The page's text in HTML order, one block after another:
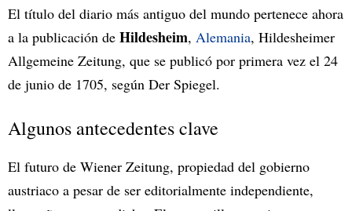
El título del diario más antiguo del mundo pertenece ahora
a la publicación de Hildesheim, Alemania, Hildesheimer
Allgemeine Zeitung, que se publicó por primera vez el 24
de junio de 1705, según Der Spiegel.
Algunos antecedentes clave
El futuro de Wiener Zeitung, propiedad del gobierno
austriaco a pesar de ser editorialmente independiente,